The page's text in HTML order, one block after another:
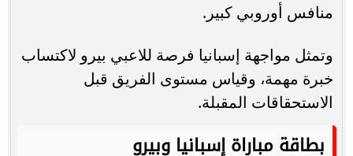
منافس أوروبي كبير.
وتمثل مواجهة إسبانيا فرصة للاعبي بيرو لاكتساب
خبرة مهمة، وقياس مستوى الفريق قبل
الاستحقاقات المقبلة.
بطاقة مباراة إسبانيا وبيرو